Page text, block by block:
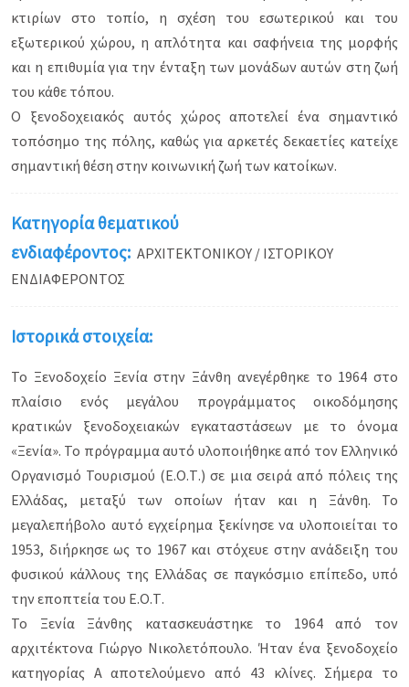
κτιρίων στο τοπίο, η σχέση του εσωτερικού και του
εξωτερικού χώρου, η απλότητα και σαφήνεια της μορφής
και η επιθυμία για την ένταξη των μονάδων αυτών στη ζωή
του κάθε τόπου.
Ο ξενοδοχειακός αυτός χώρος αποτελεί ένα σημαντικό
τοπόσημο της πόλης, καθώς για αρκετές δεκαετίες κατείχε
σημαντική θέση στην κοινωνική ζωή των κατοίκων.
Κατηγορία θεματικού
ενδιαφέροντος: ΑΡΧΙΤΕΚΤΟΝΙΚΟΥ / ΙΣΤΟΡΙΚΟΥ
ΕΝΔΙΑΦΕΡΟΝΤΟΣ
Ιστορικά στοιχεία:
Το Ξενοδοχείο Ξενία στην Ξάνθη ανεγέρθηκε το 1964 στο
πλαίσιο ενός μεγάλου προγράμματος οικοδόμησης
κρατικών ξενοδοχειακών εγκαταστάσεων με το όνομα
«Ξενία». Το πρόγραμμα αυτό υλοποιήθηκε από τον Ελληνικό
Οργανισμό Τουρισμού (Ε.Ο.Τ.) σε μια σειρά από πόλεις της
Ελλάδας, μεταξύ των οποίων ήταν και η Ξάνθη. Το
μεγαλεπήβολο αυτό εγχείρημα ξεκίνησε να υλοποιείται το
1953, διήρκησε ως το 1967 και στόχευε στην ανάδειξη του
φυσικού κάλλους της Ελλάδας σε παγκόσμιο επίπεδο, υπό
την εποπτεία του Ε.Ο.Τ.
Το Ξενία Ξάνθης κατασκευάστηκε το 1964 από τον
αρχιτέκτονα Γιώργο Νικολετόπουλο. Ήταν ένα ξενοδοχείο
κατηγορίας Α αποτελούμενο από 43 κλίνες. Σήμερα το